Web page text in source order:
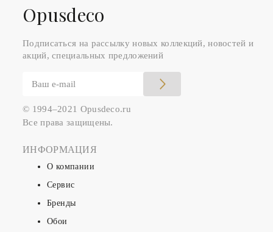
Оpusdeco
Подписаться на рассылку новых коллекций, новостей и
акций, специальных предложений
© 1994–2021 Opusdeco.ru
Все права защищены.
ИНФОРМАЦИЯ
О компании
Сервис
Бренды
Обои